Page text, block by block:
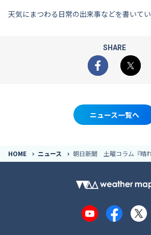
天気にまつわる日常の出来事などを書いてい
SHARE
Facebook
X
ニュース一覧へ
HOME ニュース 朝日新聞 土曜コラム『晴
YouTubeFacebook
X